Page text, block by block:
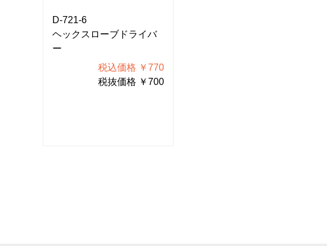
D-721-6
ヘックスローブドライバ
ー
税込価格 ￥770
税抜価格 ￥700